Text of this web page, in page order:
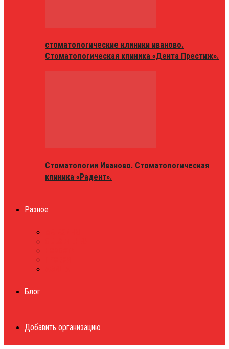
стоматологические клиники иваново.
Стоматологическая клиника «Дента Престиж».
Стоматологии Иваново. Стоматологическая
клиника «Радент».
Разное
Блог
Добавить организацию